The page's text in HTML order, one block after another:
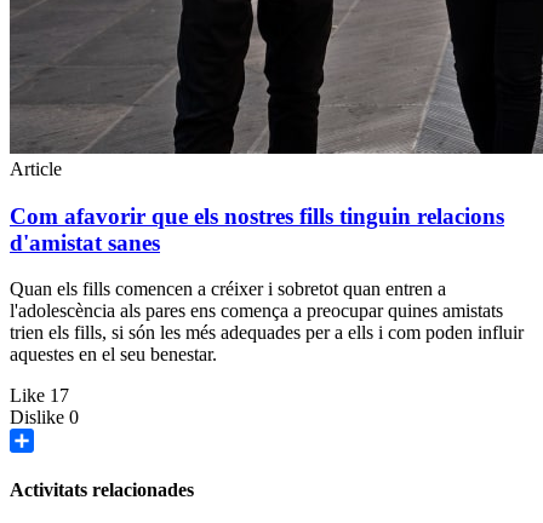
Article
Com afavorir que els nostres fills tinguin relacions
d'amistat sanes
Quan els fills comencen a créixer i sobretot quan entren a
l'adolescència als pares ens comença a preocupar quines amistats
trien els fills, si són les més adequades per a ells i com poden influir
aquestes en el seu benestar.
Like 17
Dislike 0
Activitats relacionades